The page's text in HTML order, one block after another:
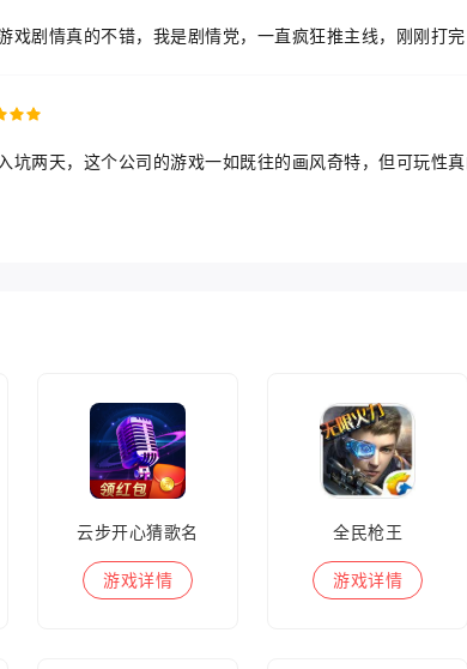
戏剧情真的不错，我是剧情党，一直疯狂推主线，刚刚打完
坑两天，这个公司的游戏一如既往的画风奇特，但可玩性
云步开心猜歌名
游戏详情
全民枪王
游戏详情